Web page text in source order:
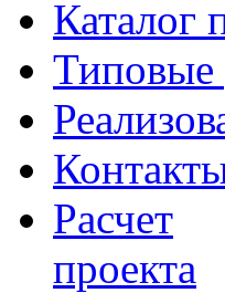
Каталог
Расчет
проекта